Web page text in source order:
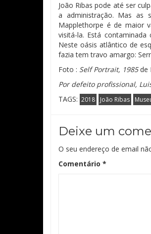
João Ribas pode até ser
a administração. Mas as
Mapplethorpe é de maior
visitá-la. Está
Neste oásis atlântico de
fazia tem travo amargo:
Foto : Self Portrait, 1985de
Por defeito profissional,
TAGS: 2018 João Ribas
Deixe um
O seu endereço de email
Comentário *